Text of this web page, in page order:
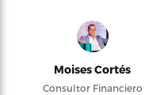
Moises Cortés
Consultor Financiero